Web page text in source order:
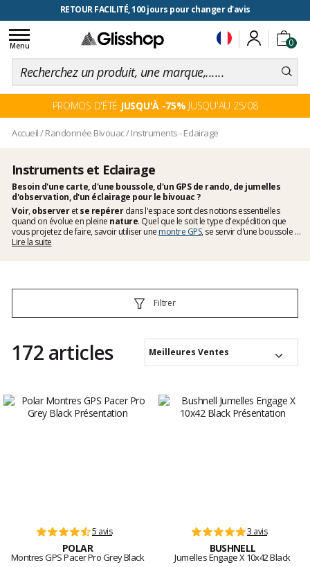
RETOUR FACILITÉ, 100 jours pour changer d'avis
0
Toggle
navigation
Menu
PROMOS D'ÉTÉ JUSQU'À -75% JUSQU'AU 25/08
Accueil/Randonnée Bivouac/Instruments - Eclairage
Instruments et Eclairage
Besoin d'une carte, d'une boussole, d'un GPS de rando, de jumelles
d'observation, d'un éclairage pour le bivouac ?
Voir, observeretse repérerdans l'espace sont des notions essentielles
quand on évolue en pleine nature. Quel que le soit le type d'expédition que
vous projetez de faire, savoir utiliser une montre GPS, se servir d'une boussole ou
d'unGPS de randonnée
que vous puissiez choisir ceux qui satisferont aux besoins d'aventure qui
s'éveillent en vous.
Lire la suite
Filtrer
172 articles Meilleures Ventes
5 avis
POLAR
Montres GPS Pacer Pro Grey Black
3 avis
BUSHNELL
Jumelles Engage X 10x42 Black